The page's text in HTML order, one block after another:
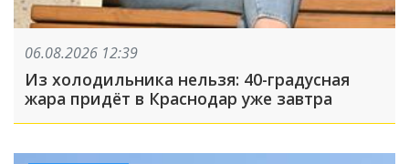
06.08.2026 12:39
Из холодильника нельзя: 40-градусная
жара придёт в Краснодар уже завтра